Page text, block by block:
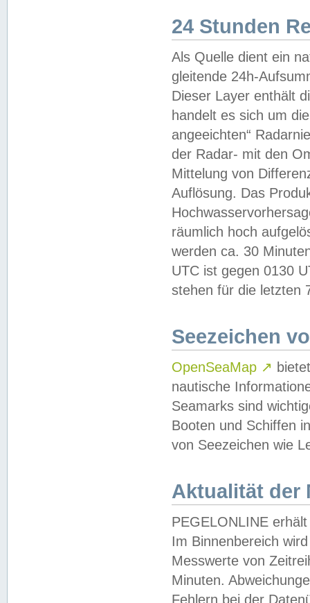
24 Stunden
Als Quelle dient ein
gleitende 24h-
Dieser Layer enthält
handelt es sich um
angeeichten“
der Radar- mit den
Mittelung von
Auflösung. Das
räumlich hoch
werden ca. 30
UTC ist gegen 0130
stehen für die letzten
Seezeichen
OpenSeaMap ↗
nautische
Seamarks sind
Booten und Schiffen
von Seezeichen wie
Aktualität der
PEGELONLINE
Im Binnenbereich
Messwerte von
Minuten.
Fehlern bei der